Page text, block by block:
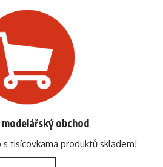
obchod
tisícovkama produktů skladem!